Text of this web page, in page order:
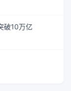
破10万亿